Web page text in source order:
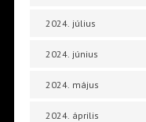
2024. július
2024. június
2024. május
2024. április